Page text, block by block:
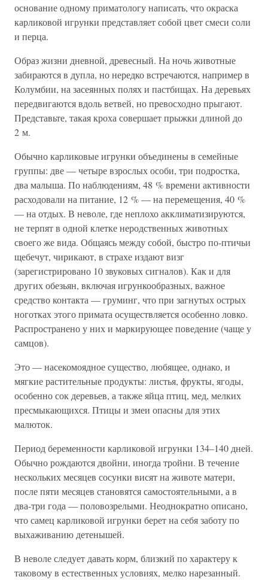
основание одному приматологу написать, что окраска
карликовой игрунки представляет собой цвет смеси соли
и перца.
Образ жизни дневной, древесный. На ночь животные
забираются в дупла, но нередко встречаются, например в
Колумбии, на засеянных полях и пастбищах. На деревьях
передвигаются вдоль ветвей, но превосходно прыгают.
Представьте, такая кроха совершает прыжки длиной до
2 м.
Обычно карликовые игрунки объединены в семейные
группы: две — четыре взрослых особи, три подростка,
два малыша. По наблюдениям, 48 % времени активности
расходовали на питание, 12 % — на перемещения, 40 %
— на отдых. В неволе, где неплохо акклиматизируются,
не терпят в одной клетке неродственных животных
своего же вида. Общаясь между собой, быстро по-птичьи
щебечут, чирикают, в страхе издают визг
(зарегистрировано 10 звуковых сигналов). Как и для
других обезьян, включая игрункообразных, важное
средство контакта — груминг, что при загнутых острых
ноготках этого примата осуществляется особенно ловко.
Распространено у них и маркирующее поведение (чаще у
самцов).
Это — насекомоядное существо, любящее, однако, и
мягкие растительные продукты: листья, фрукты, ягоды,
особенно сок деревьев, а также яйца птиц, мед, мелких
пресмыкающихся. Птицы и змеи опасны для этих
малюток.
Период беременности карликовой игрунки 134–140 дней.
Обычно рождаются двойни, иногда тройни. В течение
нескольких месяцев сосунки висят на животе матери,
после пяти месяцев становятся самостоятельными, а в
два-три года — половозрелыми. Неоднократно описано,
что самец карликовой игрунки берет на себя заботу по
выхаживанию детенышей.
В неволе следует давать корм, близкий по характеру к
таковому в естественных условиях, мелко нарезанный.